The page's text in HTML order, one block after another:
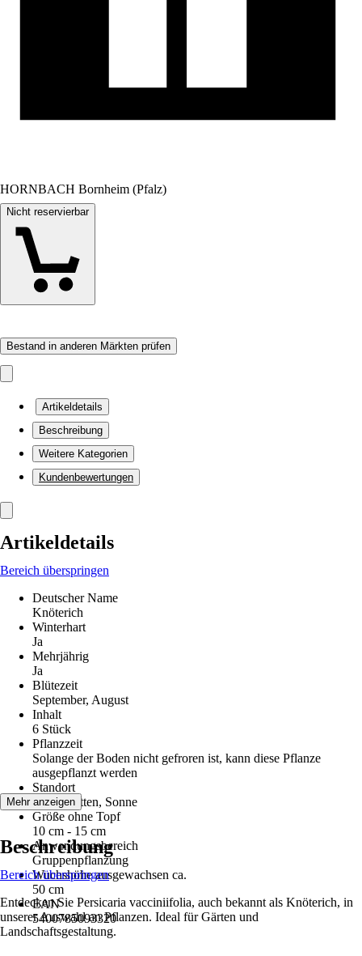
HORNBACH Bornheim (Pfalz)
Nicht reservierbar
Bestand in anderen Märkten prüfen
Artikeldetails
Beschreibung
Weitere Kategorien
Kundenbewertungen
Artikeldetails
Bereich überspringen
Deutscher Name
Knöterich
Winterhart
Ja
Mehrjährig
Ja
Blütezeit
September, August
Inhalt
6 Stück
Pflanzzeit
Solange der Boden nicht gefroren ist, kann diese Pflanze
ausgepflanzt werden
Standort
Halbschatten, Sonne
Größe ohne Topf
10 cm - 15 cm
Anwendungsbereich
Gruppenpflanzung
Wuchshöhe ausgewachsen ca.
50 cm
EAN
5400785093320
Mehr anzeigen
Beschreibung
Bereich überspringen
Entdecken Sie Persicaria vacciniifolia, auch bekannt als Knöterich, in
unserer Auswahl an Pflanzen. Ideal für Gärten und
Landschaftsgestaltung.